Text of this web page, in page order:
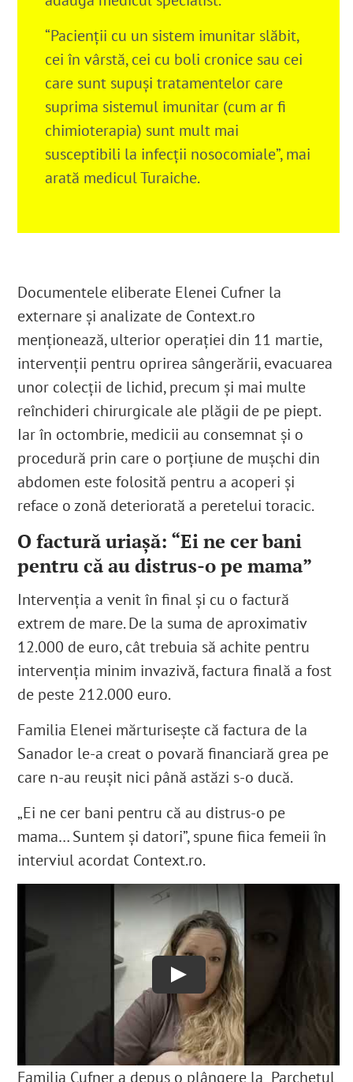
“Pacienții cu un sistem imunitar slăbit,
cei în vârstă, cei cu boli cronice sau cei
care sunt supuși tratamentelor care
suprima sistemul imunitar (cum ar fi
chimioterapia) sunt mult mai
susceptibili la infecții nosocomiale”, mai
arată medicul Turaiche.
Documentele eliberate Elenei Cufner la
externare și analizate de Context.ro
menționează, ulterior operației din 11 martie,
intervenții pentru oprirea sângerării, evacuarea
unor colecții de lichid, precum și mai multe
reînchideri chirurgicale ale plăgii de pe piept.
Iar în octombrie, medicii au consemnat și o
procedură prin care o porțiune de mușchi din
abdomen este folosită pentru a acoperi și
reface o zonă deteriorată a peretelui toracic.
O factură uriașă: “Ei ne cer bani
pentru că au distrus-o pe mama”
Intervenția a venit în final și cu o factură
extrem de mare. De la suma de aproximativ
12.000 de euro, cât trebuia să achite pentru
intervenția minim invazivă, factura finală a fost
de peste 212.000 euro.
Familia Elenei mărturisește că factura de la
Sanador le-a creat o povară financiară grea pe
care n-au reușit nici până astăzi s-o ducă.
„Ei ne cer bani pentru că au distrus-o pe
mama… Suntem și datori”, spune fiica femeii în
interviul acordat Context.ro.
Play
Familia Cufner a depus o plângere la Parchetul